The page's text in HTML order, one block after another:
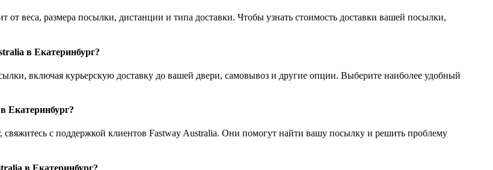
от веса, размера посылки, дистанции и типа доставки. Чтобы узнать стоимость доставки вашей посылки,
в Екатеринбург?
включая курьерскую доставку до вашей двери, самовывоз и другие опции. Выберите наиболее удобный
Екатеринбург?
с поддержкой клиентов Fastway Australia. Они помогут найти вашу посылку и решить проблему
в Екатеринбург?